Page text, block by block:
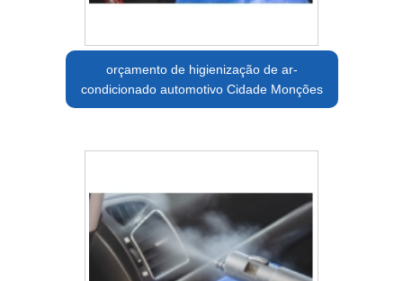
orçamento de higienização de ar-
condicionado automotivo Cidade Monções